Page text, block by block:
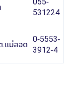
531224
.แม่สอด 0-5553-
3912-4